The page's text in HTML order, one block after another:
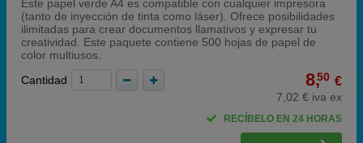
Este papel verde A4 es compatible con cualquier impresora
(tanto de inyección de tinta como láser). Ofrece posibilidades
ilimitadas para crear documentos llamativos y expresar tu
creatividad. Este paquete contiene 500 hojas de papel de
color multiusos.
Cantidad
8,50 €
7,02 € iva ex
RECÍBELO EN 24 HORAS